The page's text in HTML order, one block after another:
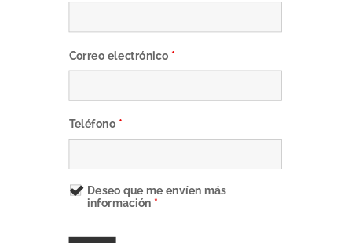
Correo electrónico *
Teléfono *
Deseo que me envíen más
información *